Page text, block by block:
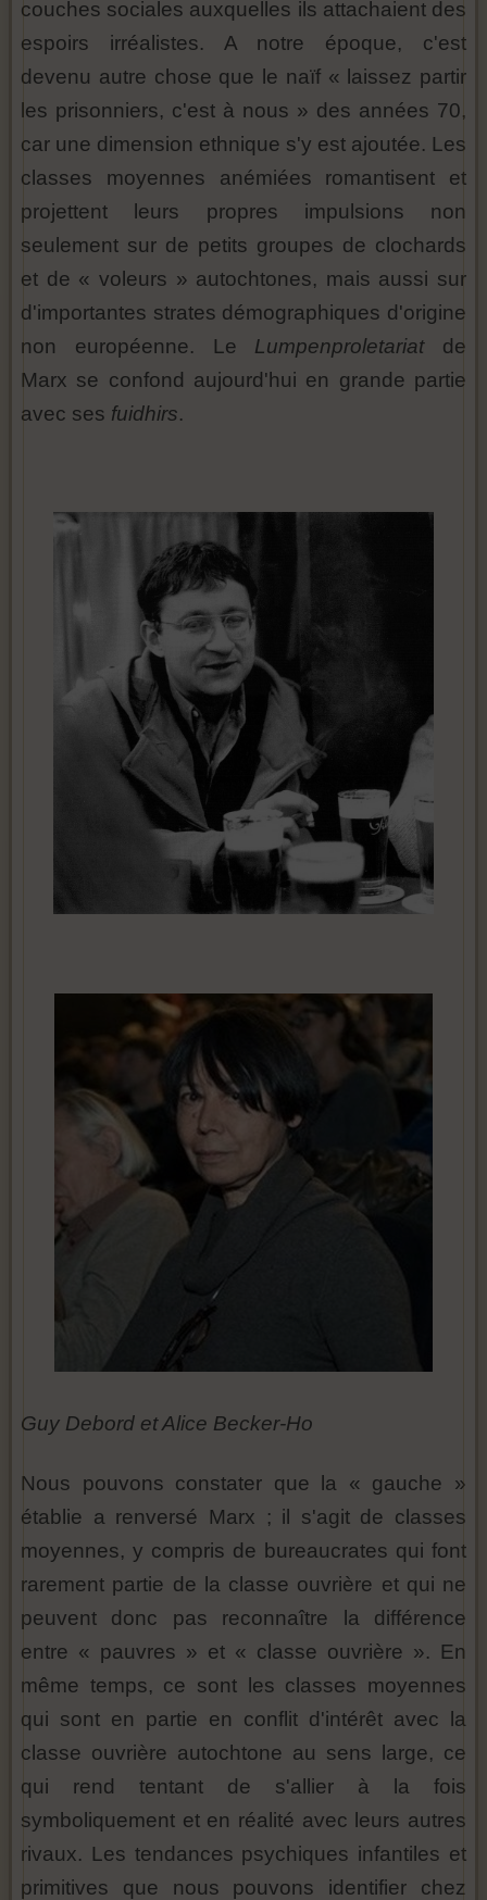
couches sociales auxquelles ils attachaient des
espoirs irréalistes. A notre époque, c'est
devenu autre chose que le naïf « laissez partir
les prisonniers, c'est à nous » des années 70,
car une dimension ethnique s'y est ajoutée. Les
classes moyennes anémiées romantisent et
projettent leurs propres impulsions non
seulement sur de petits groupes de clochards
et de « voleurs » autochtones, mais aussi sur
d'importantes strates démographiques d'origine
non européenne. Le Lumpenproletariat de
Marx se confond aujourd'hui en grande partie
avec ses fuidhirs.
Guy Debord et Alice Becker-Ho
Nous pouvons constater que la « gauche »
établie a renversé Marx ; il s'agit de classes
moyennes, y compris de bureaucrates qui font
rarement partie de la classe ouvrière et qui ne
peuvent donc pas reconnaître la différence
entre « pauvres » et « classe ouvrière ». En
même temps, ce sont les classes moyennes
qui sont en partie en conflit d'intérêt avec la
classe ouvrière autochtone au sens large, ce
qui rend tentant de s'allier à la fois
symboliquement et en réalité avec leurs autres
rivaux. Les tendances psychiques infantiles et
primitives que nous pouvons identifier chez